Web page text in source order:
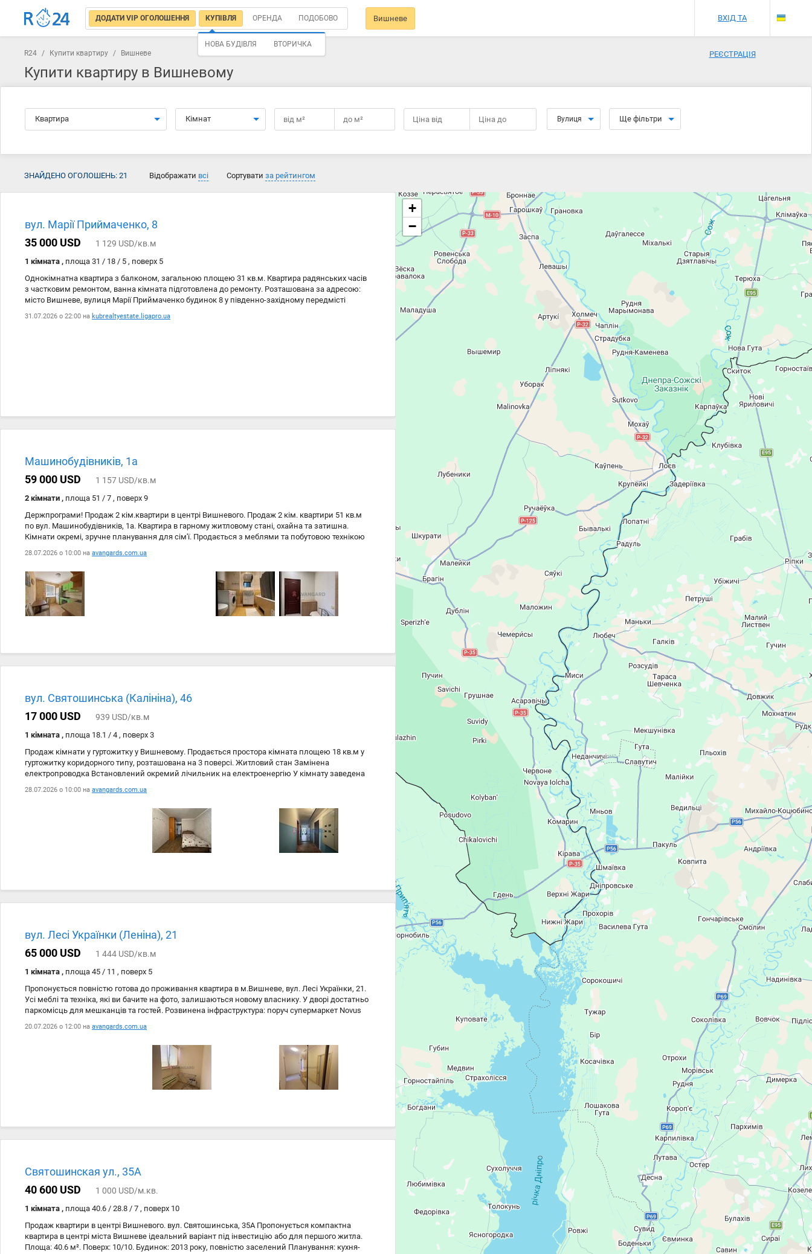
ДОДАТИ VIP ОГОЛОШЕННЯ КУПІВЛЯ
НОВА БУДІВЛЯ ВТОРИЧКА
ОРЕНДА ПОДОБОВО Вишневе ВХІД ТА
РЕЄСТРАЦІЯ
R24 / Купити квартиру / Вишневе
Купити квартиру в Вишневому
Квартира Кімнат від м² до м² Ціна від Ціна до Вулиця Ще фільтри
ЗНАЙДЕНО ОГОЛОШЕНЬ: 21 Відображати всі Сортувати за рейтингом
вул. Марії Приймаченко, 8
35 000 USD
1 129 USD/кв.м
1 кімната , площа 31 / 18 / 5 , поверх 5
Однокімнатна квартира з балконом, загальною площею 31 кв.м. Квартира радянських часів
з частковим ремонтом, ванна кімната підготовлена до ремонту. Розташована за адресою:
місто Вишневе, вулиця Марії Приймаченко будинок 8 у південно-західному передмісті
Києва. Велика кімната 18 кв.м. Балкон засклений. В квартирі встановлені лічильники води
та світла, радіатори, броньована вхідна дверь, металопластикові склопакети. Комунікації:
31.07.2026 о 22:00 на kubrealtyestate.ligapro.ua
Машинобудівників, 1а
59 000 USD
1 157 USD/кв.м
2 кімнати , площа 51 / 7 , поверх 9
Держпрограми! Продаж 2 кім.квартири в центрі Вишневого. Продаж 2 кім. квартири 51 кв.м
по вул. Машинобудівників, 1а. Квартира в гарному житловому стані, охайна та затишна.
Кімнати окремі, зручне планування для сім'ї. Продається з меблями та побутовою технікою
квартири — дуже гарне місцерозташування будинку. Навпроти школа, поруч дитячий
садочок, лікарня, магазини, супермаркети, зупинка транспорту та все необхідне для
комфортного проживання знаходиться в кроковій доступності. Чудовий варіант як для
власного проживання, так і для здачі в оренду. Деталі та перегляд за телефоном.. Вид
обєкта: Вторинний ринок; Тип будинку: Житловий фонд 80-90-і; Cанвузол: Суміжний;
Опалення: Централізоване;
28.07.2026 о 10:00 на avangards.com.ua
вул. Святошинська (Калініна), 46
17 000 USD
939 USD/кв.м
1 кімната , площа 18.1 / 4 , поверх 3
Продаж кімнати у гуртожитку у Вишневому. Продається простора кімната площею 18 кв.м у
гуртожитку коридорного типу, розташована на 3 поверсі. Житловий стан Замінена
електропроводка Встановлений окремий лічильник на електроенергію У кімнату заведена
та затишна, готова до проживання без додаткових вкладень. Зручний варіант як для
власного проживання, так і для інвестиції під орендний бізнес. Адреса: м. Вишневе, вул.
Святошинська. Телефонуйте, щоб дізнатися більше та домовитися про перегляд!. Рік
введення в експлуатацію: 1 970; Тип стін: Цегляний; Cанвузол: Суміжний; Опалення:
Централізоване; Меблювання: Так;
28.07.2026 о 10:00 на avangards.com.ua
вул. Лесі Українки (Леніна), 21
65 000 USD
1 444 USD/кв.м
1 кімната , площа 45 / 11 , поверх 5
Пропонується повністю готова до проживання квартира в м.Вишневе, вул. Лесі Українки, 21.
Усі меблі та техніка, які ви бачите на фото, залишаються новому власнику. У дворі достатньо
паркомісць для мешканців та гостей. Розвинена інфраструктура: поруч супермаркет Novus
необхідні сервіси Зручне транспортне сполучення: маршрутка №301 — до метро
Академмістечко маршрутка №716 — до метро Нивки маршрутка №721 — до метро Святошин
Квартира ідеально підійде як для власного проживання, так і для інвестиції під оренду.
#128222; Телефонуйте та домовляйтеся про перегляд
20.07.2026 о 12:00 на avangards.com.ua
Святошинская ул., 35А
40 600 USD
1 000 USD/м.кв.
1 кімната , площа 40.6 / 28.8 / 7 , поверх 10
Продаж квартири в центрі Вишневого. вул. Святошинська, 35А Пропонується компактна
квартира в центрі міста Вишневе ідеальний варіант під інвестицію або для першого житла.
Площа: 40.6 м². Поверх: 10/10. Будинок: 2013 року, повністю заселений Планування: кухня-
+
−